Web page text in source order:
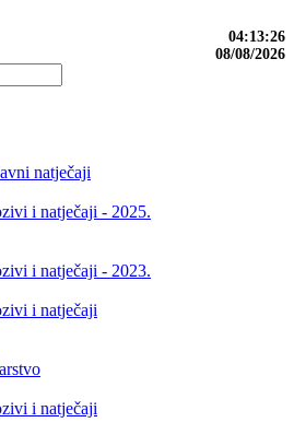
04:13:27
08/08/2026
natječaji
i natječaji - 2025.
i natječaji - 2023.
i natječaji
i natječaji